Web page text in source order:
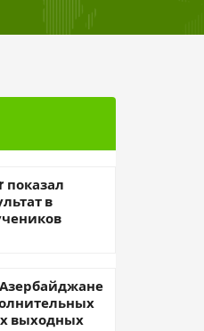
показал
в
выходных